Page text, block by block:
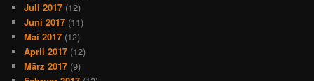
Juli 2017 (12)
Juni 2017 (11)
Mai 2017 (12)
April 2017 (12)
März 2017 (9)